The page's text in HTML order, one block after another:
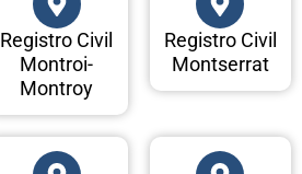
Registro Civil
Montroi-
Montroy
Registro Civil
Montserrat